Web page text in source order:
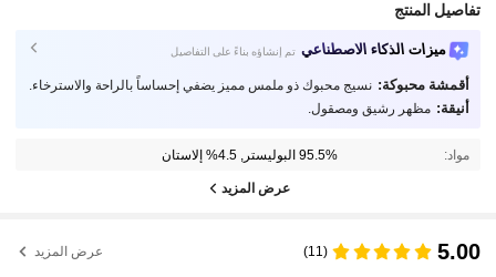
تفاصيل المنتج
ميزات الذكاء الاصطناعي تم إنشاؤه بناءً على التفاصيل
أقمشة محبوكة: نسيج محبوك ذو ملمس مميز يضفي إحساساً بالراحة والاسترخاء.
أنيقة: مظهر رشيق ومصقول.
مواد: 95.5% البوليستر, 4.5% إلاستان
عرض المزيد
5.00
(11) عرض المزيد